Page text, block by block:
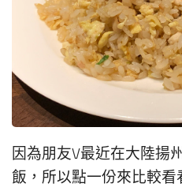
因為朋友V最近在大陸揚
飯，所以點一份來比較